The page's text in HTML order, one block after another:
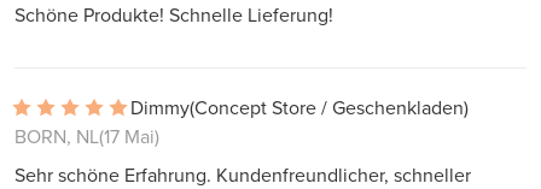
Schöne Produkte! Schnelle Lieferung!
Dimmy(Concept Store / Geschenkladen)
BORN, NL(17 Mai)
Sehr schöne Erfahrung. Kundenfreundlicher, schneller